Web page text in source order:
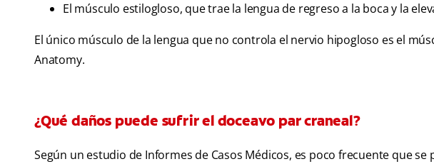
El músculo estilogloso, que trae la lengua de regreso a la boca y la
El único músculo de la lengua que no controla el nervio hipogloso es el
Anatomy.
¿Qué daños puede sufrir el doceavo par craneal?
Según un estudio de Informes de Casos Médicos, es poco frecuente que